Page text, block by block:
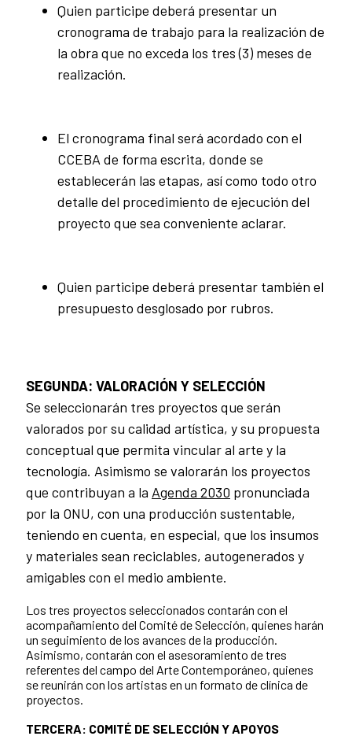
Quien participe deberá presentar un
cronograma de trabajo para la realización de
la obra que no exceda los tres (3) meses de
realización.
El cronograma final será acordado con el
CCEBA de forma escrita, donde se
establecerán las etapas, así como todo otro
detalle del procedimiento de ejecución del
proyecto que sea conveniente aclarar.
Quien participe deberá presentar también el
presupuesto desglosado por rubros.
SEGUNDA: VALORACIÓN Y SELECCIÓN
Se seleccionarán tres proyectos que serán
valorados por su calidad artística, y su propuesta
conceptual que permita vincular al arte y la
tecnología. Asimismo se valorarán los proyectos
que contribuyan a la Agenda 2030 pronunciada
por la ONU, con una producción sustentable,
teniendo en cuenta, en especial, que los insumos
y materiales sean reciclables, autogenerados y
amigables con el medio ambiente.
Los tres proyectos seleccionados contarán con el
acompañamiento del Comité de Selección, quienes harán
un seguimiento de los avances de la producción.
Asimismo, contarán con el asesoramiento de tres
referentes del campo del Arte Contemporáneo, quienes
se reunirán con los artistas en un formato de clínica de
proyectos.
TERCERA: COMITÉ DE SELECCIÓN Y APOYOS